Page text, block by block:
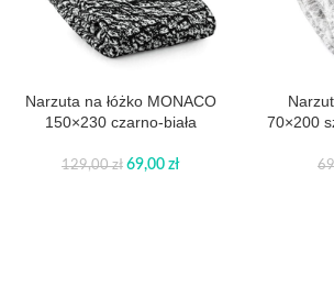
Narzuta na łóżko MONACO
150×230 czarno-biała
129,00zł 69,00 zł
70×200